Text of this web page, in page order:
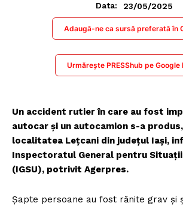
Data:
23/05/2025
Adaugă-ne ca sursă preferată în
Urmărește PRESShub pe Google
Un accident rutier în care au fost
autocar şi un autocamion s-a
localitatea Leţcani din judeţul Iaşi,
Inspectoratul General pentru
(IGSU), potrivit Agerpres.
Şapte persoane au fost rănite grav şi